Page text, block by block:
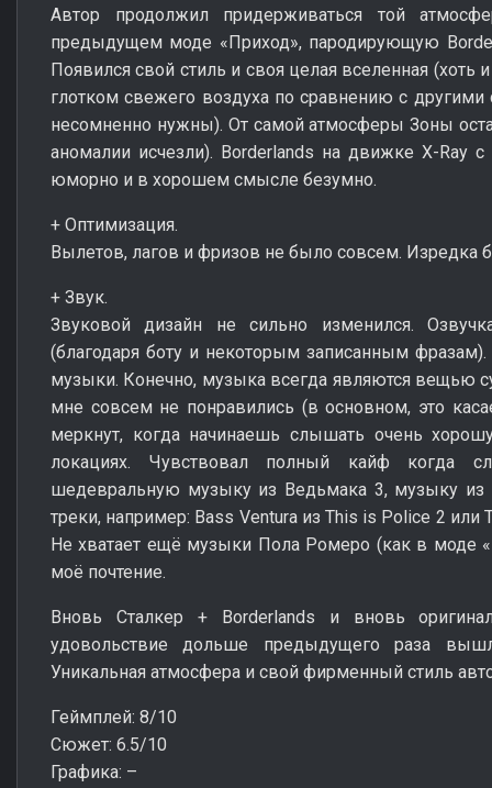
Автор продолжил придерживаться той
предыдущем моде «Приход», пародирующую
Появился свой стиль и своя целая вселенная (хоть
глотком свежего воздуха по сравнению с
несомненно нужны). От самой атмосферы Зоны
аномалии исчезли). Borderlands на движке X-Ray
юморно и в хорошем смысле безумно.
+ Оптимизация.
Вылетов, лагов и фризов не было совсем. Изредка
+ Звук.
Звуковой дизайн не сильно изменился.
(благодаря боту и некоторым записанным
музыки. Конечно, музыка всегда являются вещью
мне совсем не понравились (в основном, это
меркнут, когда начинаешь слышать очень
локациях. Чувствовал полный кайф когда
шедевральную музыку из Ведьмака 3, музыку из
треки, например: Bass Ventura из This is Police 2 или
Не хватает ещё музыки Пола Ромеро (как в моде
моё почтение.
Вновь Сталкер + Borderlands и вновь
удовольствие дольше предыдущего раза
Уникальная атмосфера и свой фирменный стиль
Геймплей: 8/10
Сюжет: 6.5/10
Графика: –